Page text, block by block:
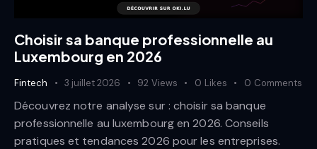
Choisir sa banque professionnelle au
Luxembourg en 2026
Fintech 3 juillet 2026 92 Views 0 Likes 0 Comments
Découvrez notre analyse sur : choisir sa banque
professionnelle au luxembourg en 2026. Conseils
pratiques et tendances 2026 pour les entreprises.